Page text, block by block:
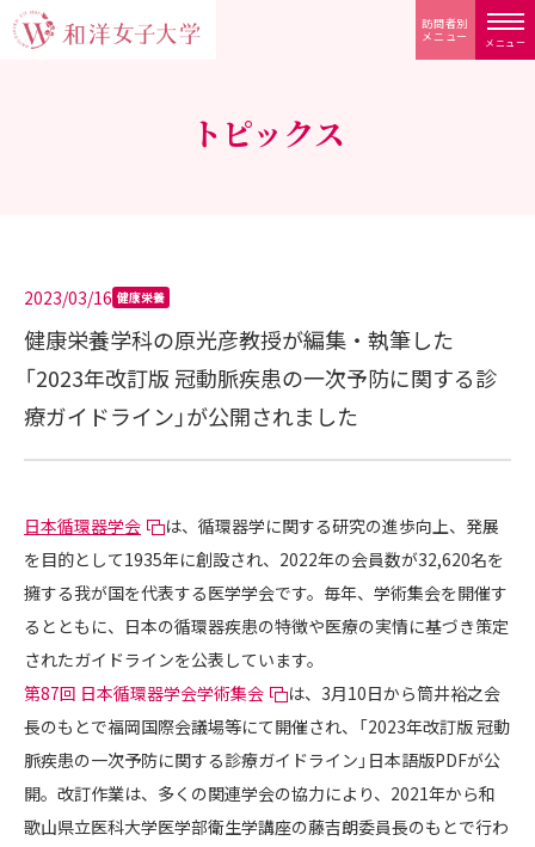
メニュー
訪問者別
メニュー
トピックス
2023/03/16 健康栄養
健康栄養学科の原光彦教授が編集・執筆した
「2023年改訂版 冠動脈疾患の一次予防に関する診
療ガイドライン」が公開されました
日本循環器学会
は、循環器学に関する研究の進歩向上、発展
を目的として1935年に創設され、2022年の会員数が32,620名を
擁する我が国を代表する医学学会です。毎年、学術集会を開催す
るとともに、日本の循環器疾患の特徴や医療の実情に基づき策定
されたガイドラインを公表しています。
第87回 日本循環器学会学術集会
は、3月10日から筒井裕之会
長のもとで福岡国際会議場等にて開催され、「2023年改訂版 冠動
脈疾患の一次予防に関する診療ガイドライン」日本語版PDFが公
開。改訂作業は、多くの関連学会の協力により、2021年から和
歌山県立医科大学医学部衛生学講座の藤吉朗委員長のもとで行わ